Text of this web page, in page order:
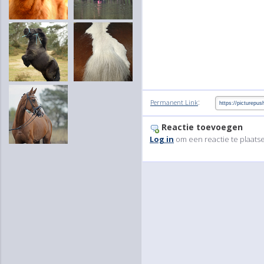
Permanent Link:
Reactie toevoegen
Log in om een reactie te